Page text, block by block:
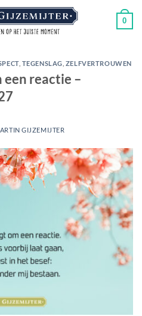
0
, TEGENSLAG ZELFVERTROUWEN
reactie –
GIJZEMIJTER